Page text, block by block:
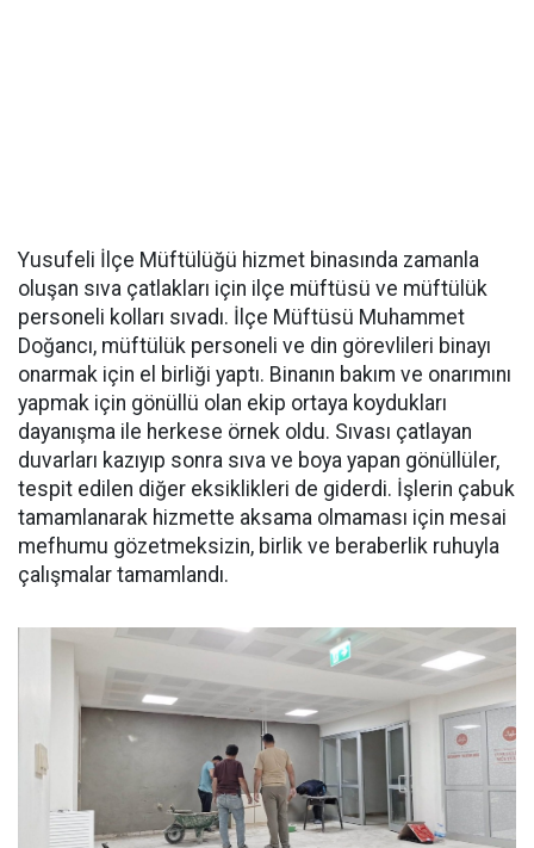
Yusufeli İlçe Müftülüğü hizmet binasında zamanla
oluşan sıva çatlakları için ilçe müftüsü ve müftülük
personeli kolları sıvadı. İlçe Müftüsü Muhammet
Doğancı, müftülük personeli ve din görevlileri binayı
onarmak için el birliği yaptı. Binanın bakım ve onarımını
yapmak için gönüllü olan ekip ortaya koydukları
dayanışma ile herkese örnek oldu. Sıvası çatlayan
duvarları kazıyıp sonra sıva ve boya yapan gönüllüler,
tespit edilen diğer eksiklikleri de giderdi. İşlerin çabuk
tamamlanarak hizmette aksama olmaması için mesai
mefhumu gözetmeksizin, birlik ve beraberlik ruhuyla
çalışmalar tamamlandı.